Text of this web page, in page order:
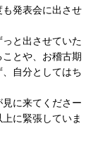
発表会に出させ
と出させていた
とや、お稽古期
自分としてはち
に来てくださー
に緊張していま